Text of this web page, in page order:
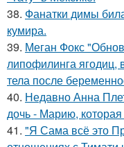
38. Фанатки димы
кумира.
39. Меган Фокс
липофилинга ягодиц,
тела после
40. Недавно Анна
дочь - Марию,
41. "Я Сама всё это